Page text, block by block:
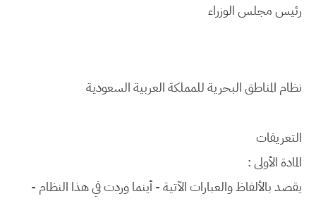
رئيس مجلس الوزراء
نظام المناطق البحرية للمملكة العربية السعودية
التعريفات
المادة الأولى :
يقصد بالألفاظ والعبارات الآتية - أينما وردت في هذا النظام -